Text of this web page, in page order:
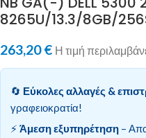
8265U/13.3/8GB/
263,20€ Η τιμή
🔄 Εύκολες αλλαγές &
γραφειοκρατία!
⚡ Άμεση εξυπηρέτηση –